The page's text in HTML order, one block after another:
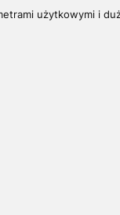
użytkowymi i